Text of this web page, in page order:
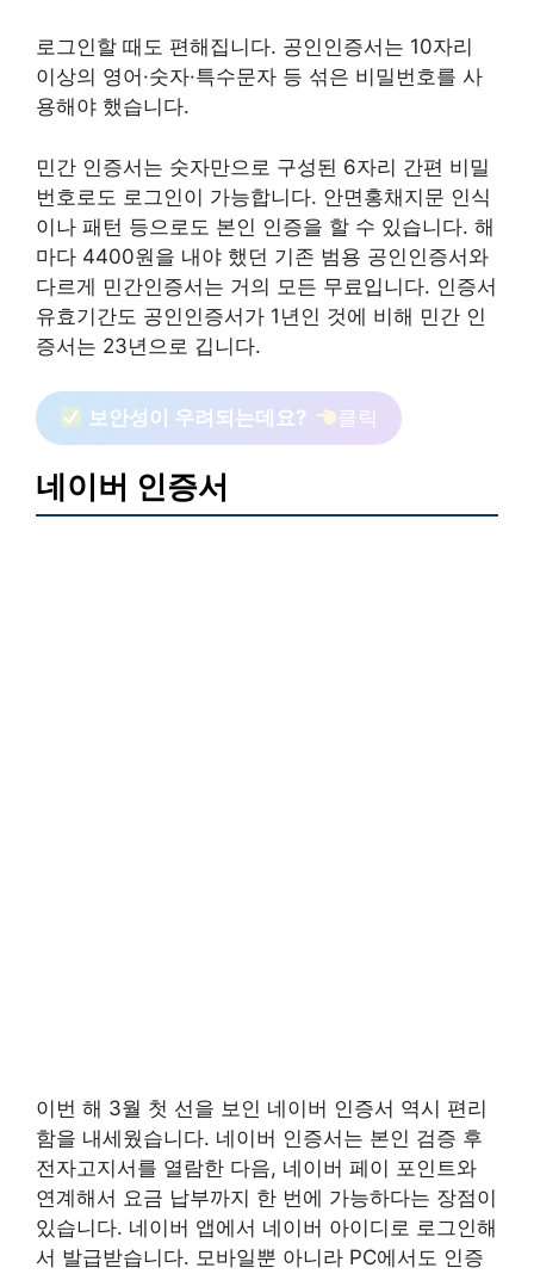
로그인할 때도 편해집니다. 공인인증서는 10자리
이상의 영어·숫자·특수문자 등 섞은 비밀번호를 사
용해야 했습니다.
민간 인증서는 숫자만으로 구성된 6자리 간편 비밀
번호로도 로그인이 가능합니다. 안면홍채지문 인식
이나 패턴 등으로도 본인 인증을 할 수 있습니다. 해
마다 4400원을 내야 했던 기존 범용 공인인증서와
다르게 민간인증서는 거의 모든 무료입니다. 인증서
유효기간도 공인인증서가 1년인 것에 비해 민간 인
증서는 23년으로 깁니다.
보안성이 우려되는데요? 클릭
네이버 인증서
이번 해 3월 첫 선을 보인 네이버 인증서 역시 편리
함을 내세웠습니다. 네이버 인증서는 본인 검증 후
전자고지서를 열람한 다음, 네이버 페이 포인트와
연계해서 요금 납부까지 한 번에 가능하다는 장점이
있습니다. 네이버 앱에서 네이버 아이디로 로그인해
서 발급받습니다. 모바일뿐 아니라 PC에서도 인증